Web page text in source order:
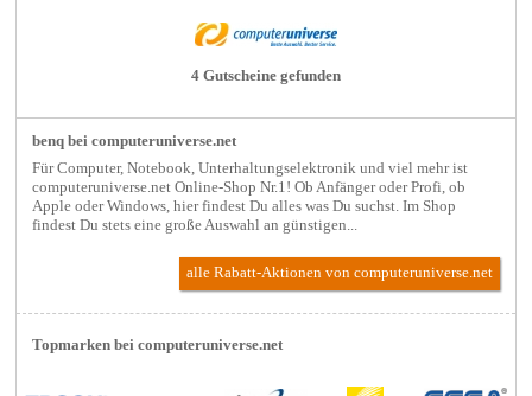
4 Gutscheine gefunden
benq bei computeruniverse.net
Für Computer, Notebook, Unterhaltungselektronik und viel mehr ist
computeruniverse.net Online-Shop Nr.1! Ob Anfänger oder Profi, ob
Apple oder Windows, hier findest Du alles was Du suchst. Im Shop
findest Du stets eine große Auswahl an günstigen...
alle Rabatt-Aktionenvon computeruniverse.net
Topmarken bei computeruniverse.net